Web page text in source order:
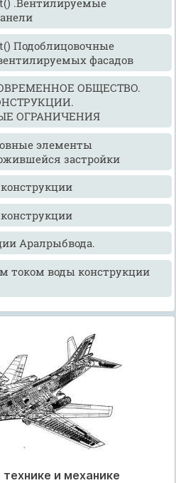
.Вентилируемые
Подоблицовочные
фасадов
ОБЩЕСТВО.
ОГРАНИЧЕНИЯ
элементы
застройки
Аралрыбвода.
током воды конструкции
и механике